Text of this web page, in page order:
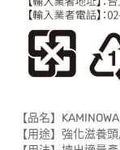
【品名】
【用途】強化滋養